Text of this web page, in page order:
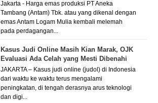
Jakarta - Harga emas produksi PT Aneka
Tambang (Antam) Tbk. atau yang dikenal dengan
emas Antam Logam Mulia kembali melemah
pada perdagangan...
Kasus Judi Online Masih Kian Marak, OJK
Evaluasi Ada Celah yang Mesti Dibenahi
JAKARTA – Kasus judi online (judol) di Indonesia
dari waktu ke waktu terus mengalami
peningkatan, di tengah derasnya arus teknologi
dan digi...